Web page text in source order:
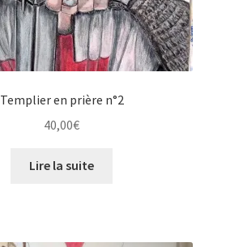
Templier en prière n°2
40,00€
Lire la suite